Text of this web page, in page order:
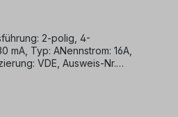
2-polig, 4-
mA, Typ: ANennstrom: 16A,
VDE, Ausweis-Nr.